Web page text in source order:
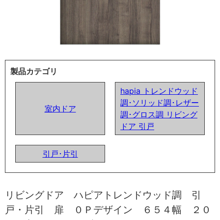
製品カテゴリ
室内ドア
hapia トレンドウッド
調･ソリッド調･レザー
調･グロス調 リビング
ドア 引戸
引戸･片引
リビングドア ハピアトレンドウッド調 引
戸・片引 扉 ０Ｐデザイン ６５４幅 ２０